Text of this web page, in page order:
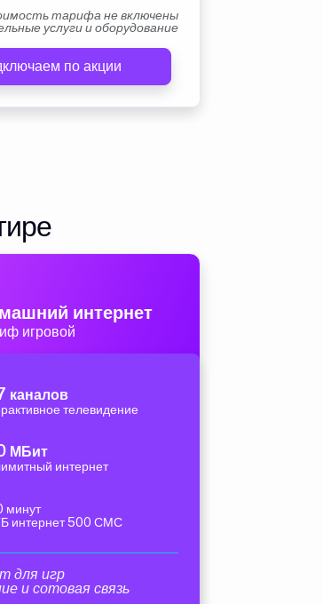
тарифа не включены
услуги и оборудование
по акции
интернет
игровой
каналов
телевидение
МБит
интернет
минут
интернет 500 СМС
для игр
и сотовая связь